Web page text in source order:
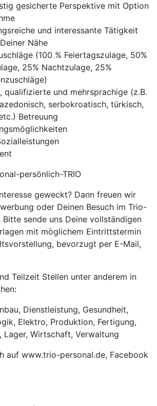
gesicherte Perspektive mit Option
und interessante Tätigkeit
Nähe
(100 % Feiertagszulage, 50%
25% Nachtzulage, 25%
qualifizierte und mehrsprachige (z.B.
serbokroatisch, türkisch,
Betreuung
persönlich-TRIO
geweckt? Dann freuen wir
oder Deinen Besuch im Trio-
sende uns Deine vollständigen
mit möglichem Eintrittstermin
bevorzugt per E-Mail,
Teilzeit Stellen unter anderem in
Dienstleistung, Gesundheit,
Elektro, Produktion, Fertigung,
Lager, Wirtschaft, Verwaltung
auf www.trio-personal.de, Facebook